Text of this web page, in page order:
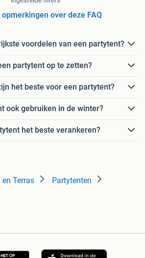
opmerkingen over deze FAQ
voordelen van een partytent?
partytent op te zetten?
het beste voor een partytent?
ook gebruiken in de winter?
het beste verankeren?
en Terras Partytenten